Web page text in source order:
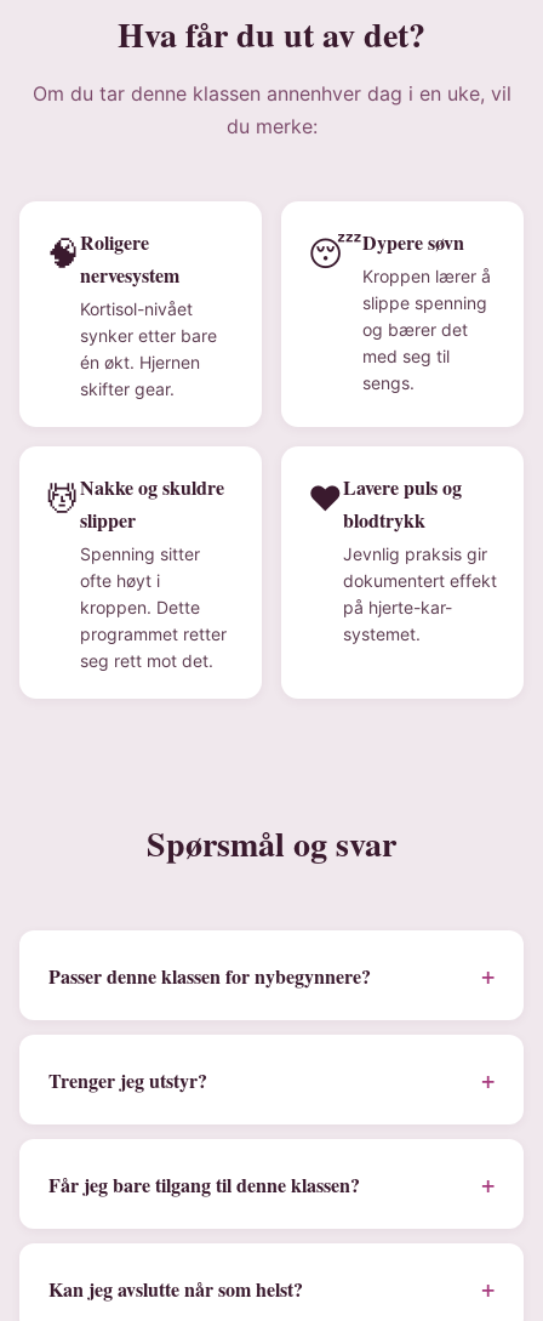
Hva får du ut av det?
Om du tar denne klassen annenhver dag i en uke, vil
du merke:
🧠Roligere
nervesystem
Kortisol-nivået
synker etter bare
én økt. Hjernen
skifter gear.
😴Dypere søvn
Kroppen lærer å
slippe spenning
og bærer det
med seg til
sengs.
💆Nakke og skuldre
slipper
Spenning sitter
ofte høyt i
kroppen. Dette
programmet retter
seg rett mot det.
❤️Lavere puls og
blodtrykk
Jevnlig praksis gir
dokumentert effekt
på hjerte-kar-
systemet.
Spørsmål og svar
Passer denne klassen for nybegynnere? +
Trenger jeg utstyr? +
Får jeg bare tilgang til denne klassen? +
Kan jeg avslutte når som helst? +